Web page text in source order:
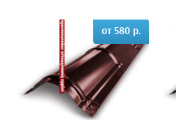
от 580 р.